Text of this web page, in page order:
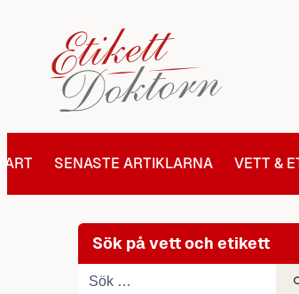
innehåll
SENASTE ARTIKLARNA VETT &
Sök på vett och etikett